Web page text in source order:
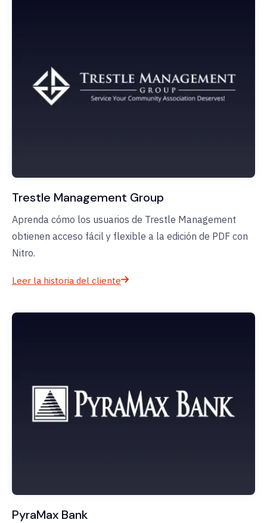
Trestle Management Group
Aprenda cómo los usuarios de Trestle Management
obtienen acceso fácil y flexible a la edición de PDF con
Nitro.
Leer la historia del cliente
PyraMax Bank